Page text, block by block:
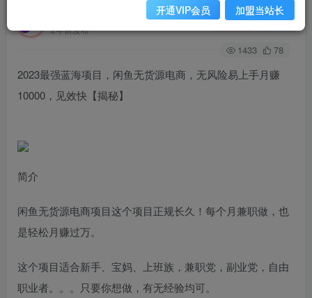
2年前发布
关注 私信
1433 78
2023最强蓝海项目，闲鱼无货源电商，无风险易上手月赚
10000，见效快【揭秘】
简介
闲鱼无货源电商项目这个项目正规长久！每个月兼职做，也
是轻松月赚过万。
这个项目适合新手、宝妈、上班族，兼职党，副业党，自由
职业者。。。只要你想做，有无经验均可。
开通VIP会员 加盟当站长